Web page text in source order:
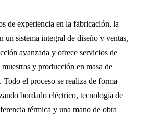
de experiencia en la fabricación, la
un sistema integral de diseño y ventas,
avanzada y ofrece servicios de
y producción en masa de
Todo el proceso se realiza de forma
bordado eléctrico, tecnología de
térmica y una mano de obra